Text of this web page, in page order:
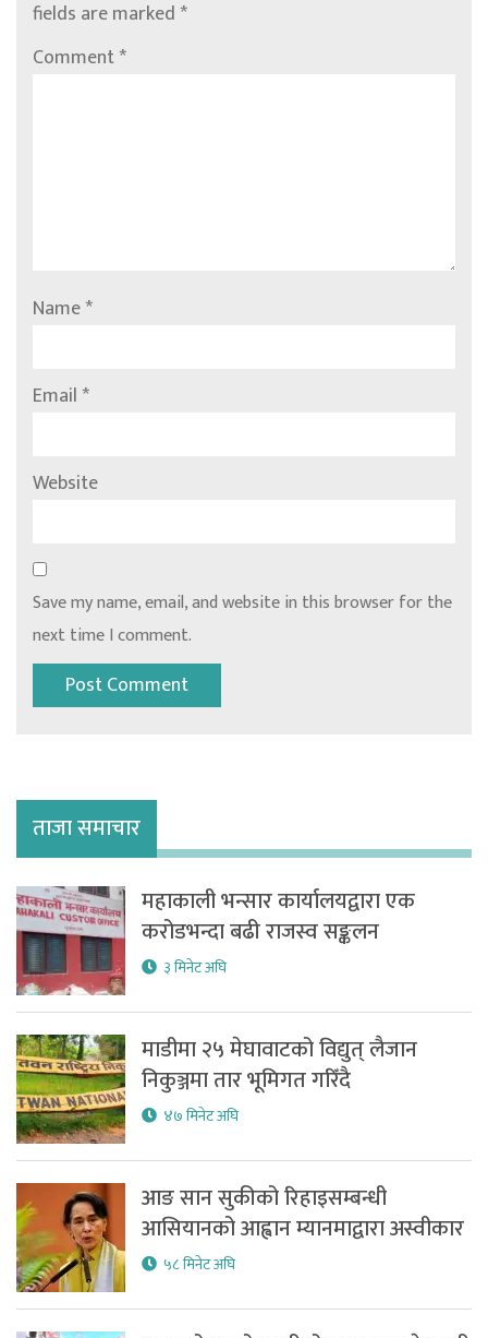
fields are marked*
Comment*
Name*
Email*
Website
Save my name, email, and website in this browser for the
next time I comment.
ताजा समाचार
महाकाली भन्सार कार्यालयद्वारा एक
करोडभन्दा बढी राजस्व सङ्कलन
३ मिनेट अघि
माडीमा २५ मेघावाटको विद्युत् लैजान
निकुञ्जमा तार भूमिगत गरिँदै
४७ मिनेट अघि
आङ सान सुकीको रिहाइसम्बन्धी
आसियानको आह्वान म्यानमाद्वारा अस्वीकार
५८ मिनेट अघि